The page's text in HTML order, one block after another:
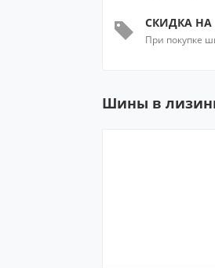
СКИДКА
При покупке
Шины в